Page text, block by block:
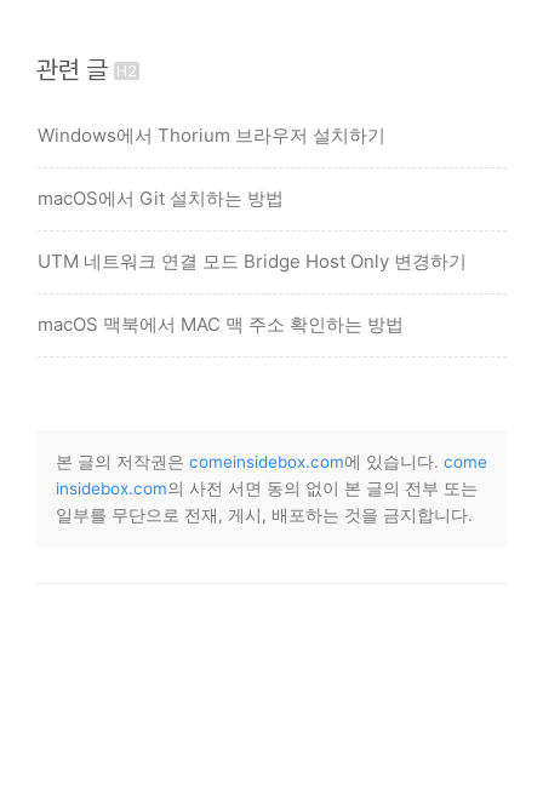
관련 글
Windows에서 Thorium 브라우저 설치하기
macOS에서 Git 설치하는 방법
UTM 네트워크 연결 모드 Bridge Host Only 변경하기
macOS 맥북에서 MAC 맥 주소 확인하는 방법
본 글의 저작권은 comeinsidebox.com에 있습니다. come
insidebox.com의 사전 서면 동의 없이 본 글의 전부 또는
일부를 무단으로 전재, 게시, 배포하는 것을 금지합니다.